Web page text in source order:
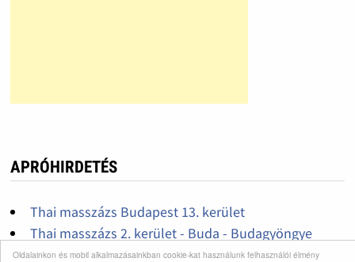
Oldalainkon és mobil alkalmazásainkban cookie-kat használunk felhasználói élmény
APRÓHIRDETÉS
Thai masszázs Budapest 13. kerület
Thai masszázs 2. kerület - Buda - Budagyöngye
HRI-vitalion, érszűkület kezelése